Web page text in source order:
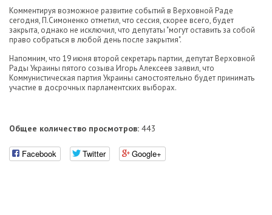
Комментируя возможное развитие событий в Верховной Раде
сегодня, П.Симоненко отметил, что сессия, скорее всего, будет
закрыта, однако не исключил, что депутаты "могут оставить за собой
право собраться в любой день после закрытия".
Напомним, что 19 июня второй секретарь партии, депутат Верховной
Рады Украины пятого созыва Игорь Алексеев заявил, что
Коммунистическая партия Украины самостоятельно будет принимать
участие в досрочных парламентских выборах.
Общее количество просмотров: 443
Facebook Twitter Google+